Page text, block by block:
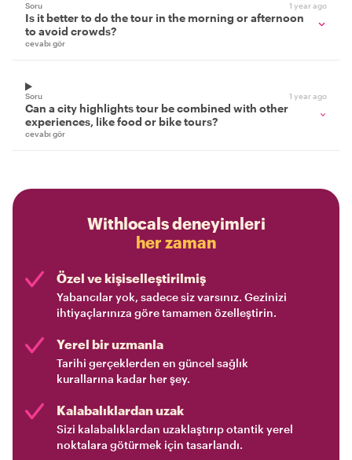
Soru 1 year ago
Is it better to do the tour in the morning or afternoon
to avoid crowds?
cevabı gör
Soru 1 year ago
Can a city highlights tour be combined with other
experiences, like food or bike tours?
cevabı gör
Withlocals deneyimleri
her zaman
Özel ve kişiselleştirilmiş
Yabancılar yok, sadece siz varsınız. Gezinizi
ihtiyaçlarınıza göre tamamen özelleştirin.
Yerel bir uzmanla
Tarihi gerçeklerden en güncel sağlık
kurallarına kadar her şey.
Kalabalıklardan uzak
Sizi kalabalıklardan uzaklaştırıp otantik yerel
noktalara götürmek için tasarlandı.